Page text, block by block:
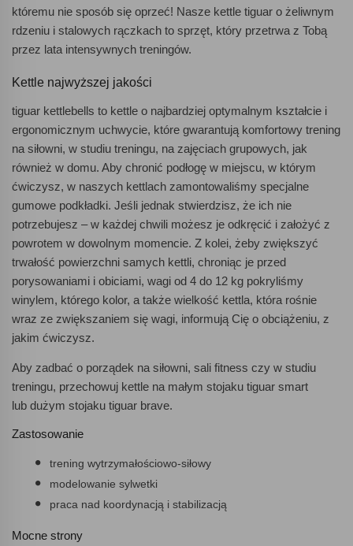
któremu nie sposób się oprzeć! Nasze kettle tiguar o żeliwnym
rdzeniu i stalowych rączkach to sprzęt, który przetrwa z Tobą
przez lata intensywnych treningów.
Kettle najwyższej jakości
tiguar kettlebells to kettle o najbardziej optymalnym kształcie i
ergonomicznym uchwycie, które gwarantują komfortowy trening
na siłowni, w studiu treningu, na zajęciach grupowych, jak
również w domu. Aby chronić podłogę w miejscu, w którym
ćwiczysz, w naszych kettlach zamontowaliśmy specjalne
gumowe podkładki. Jeśli jednak stwierdzisz, że ich nie
potrzebujesz – w każdej chwili możesz je odkręcić i założyć z
powrotem w dowolnym momencie. Z kolei, żeby zwiększyć
trwałość powierzchni samych kettli, chroniąc je przed
porysowaniami i obiciami, wagi od 4 do 12 kg pokryliśmy
winylem, którego kolor, a także wielkość kettla, która rośnie
wraz ze zwiększaniem się wagi, informują Cię o obciążeniu, z
jakim ćwiczysz.
Aby zadbać o porządek na siłowni, sali fitness czy w studiu
treningu, przechowuj kettle na małym stojaku tiguar smart
lub dużym stojaku tiguar brave.
Zastosowanie
trening wytrzymałościowo-siłowy
modelowanie sylwetki
praca nad koordynacją i stabilizacją
Mocne strony